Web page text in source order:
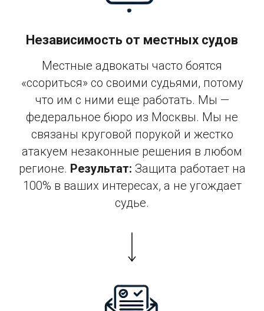
Независимость от местных судов
Местные адвокаты часто боятся
«ссориться» со своими судьями, потому
что им с ними еще работать. Мы —
федеральное бюро из Москвы. Мы не
связаны круговой порукой и жестко
атакуем незаконные решения в любом
регионе. Результат: Защита работает на
100% в ваших интересах, а не угождает
судье.